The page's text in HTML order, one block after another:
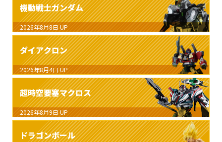
機動戦士ガンダム
2026年8月8日 UP
ダイアクロン
2026年8月4日 UP
超時空要塞マクロス
2026年8月9日 UP
ドラゴンボール